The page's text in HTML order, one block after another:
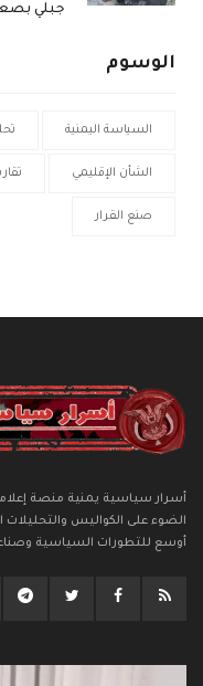
جبلي
الوسوم
السياسة اليمنية
الشأن الإقليمي
صنع القرار
أسرار سياسية يمنية منصة
الضوء على الكواليس
أوسع للتطورات السياسية